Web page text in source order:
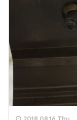
2018.08.16 Thu